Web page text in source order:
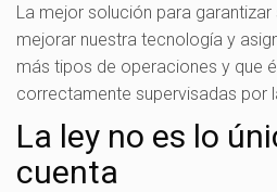
La mejor solución para
mejorar nuestra tecnología y
más tipos de operaciones y que
correctamente supervisadas por
La ley no es lo
cuenta